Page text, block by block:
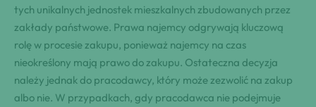
tych unikalnych jednostek mieszkalnych zbudowanych przez
zakłady państwowe. Prawa najemcy odgrywają kluczową
rolę w procesie zakupu, ponieważ najemcy na czas
nieokreślony mają prawo do zakupu. Ostateczna decyzja
należy jednak do pracodawcy, który może zezwolić na zakup
albo nie. W przypadkach, gdy pracodawca nie podejmuje